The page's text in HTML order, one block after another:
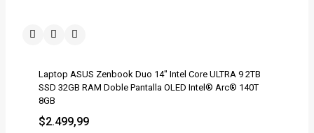
Laptop ASUS Zenbook Duo 14″ Intel Core ULTRA 9 2TB
SSD 32GB RAM Doble Pantalla OLED Intel® Arc® 140T
8GB
$2.499,99